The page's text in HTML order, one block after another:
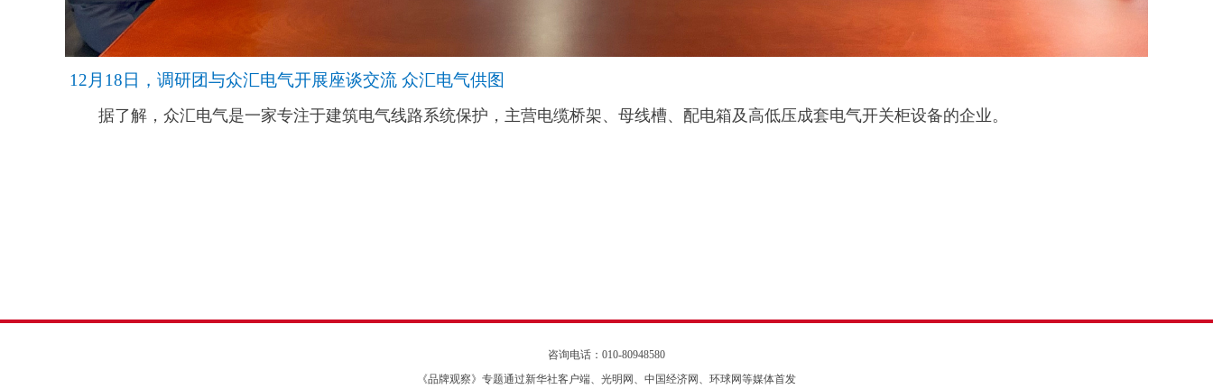
12月18日，调研团与众汇电气开展座谈交流 众汇电气供图
据了解，众汇电气是一家专注于建筑电气线路系统保护，主营电缆桥架、母线槽、配电箱及高低压成套电气开关柜设备的企业。
咨询电话：010-80948580
《品牌观察》专题通过新华社客户端、光明网、中国经济网、环球网等媒体首发